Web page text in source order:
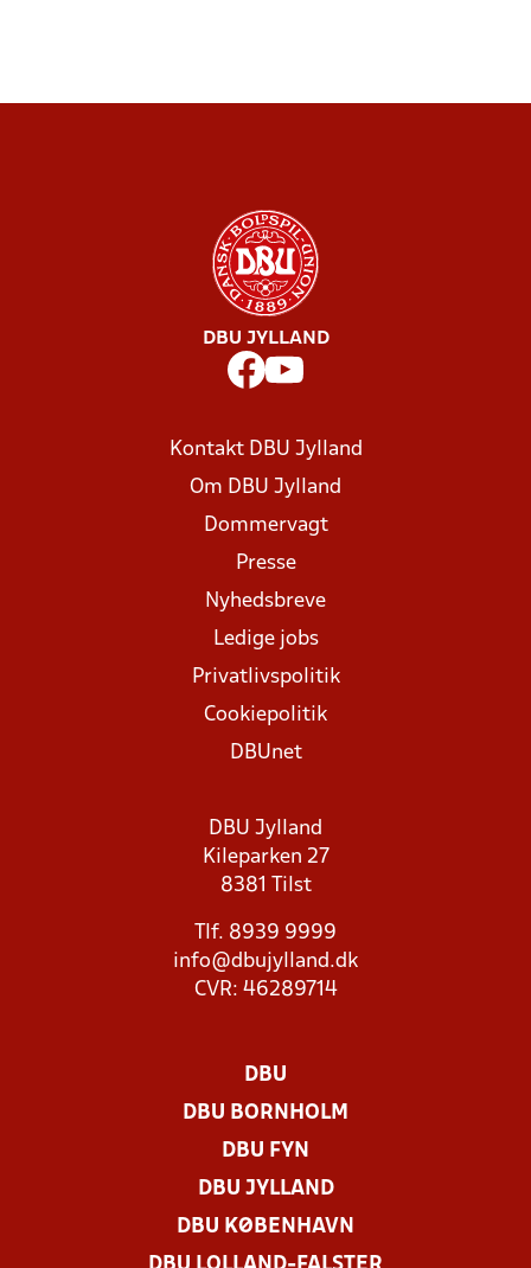
DBU JYLLAND
Kontakt DBU Jylland
Om DBU Jylland
Dommervagt
Presse
Nyhedsbreve
Ledige jobs
Privatlivspolitik
Cookiepolitik
DBUnet
DBU Jylland
Kileparken 27
8381 Tilst
Tlf. 8939 9999
info@dbujylland.dk
CVR: 46289714
DBU
DBU BORNHOLM
DBU FYN
DBU JYLLAND
DBU KØBENHAVN